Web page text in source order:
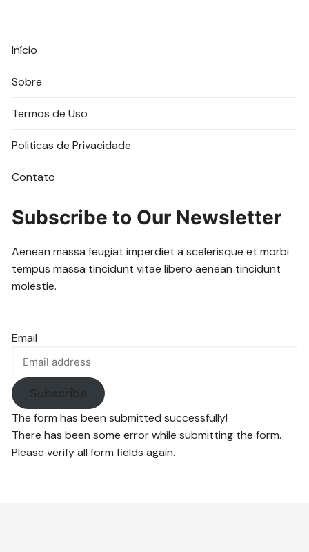
Início
Sobre
Termos de Uso
Politicas de Privacidade
Contato
Subscribe to Our Newsletter
Aenean massa feugiat imperdiet a scelerisque et morbi
tempus massa tincidunt vitae libero aenean tincidunt
molestie.
Email
Subscribe
The form has been submitted successfully!
There has been some error while submitting the form.
Please verify all form fields again.